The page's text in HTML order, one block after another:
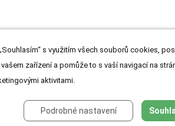
s využitím všech souborů cookies,
zařízení a pomůže to s vaší navigací na
aktivitami.
Podrobné nastavení